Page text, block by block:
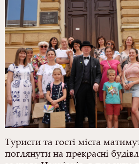
Туристи та гості міста
поглянути на прекрасні